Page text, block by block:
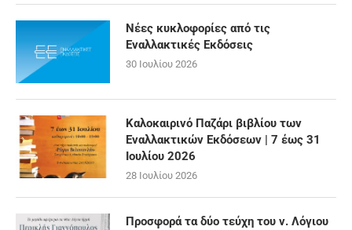
Νέες κυκλοφορίες από τις
Εναλλακτικές Εκδόσεις
30 Ιουλίου 2026
Καλοκαιρινό Παζάρι βιβλίου των
Εναλλακτικών Εκδόσεων | 7 έως 31
Ιουλίου 2026
28 Ιουλίου 2026
Προσφορά τα δύο τεύχη του ν. Λόγιου